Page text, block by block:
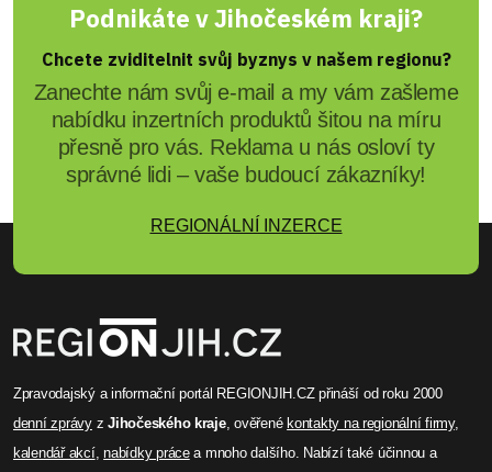
Podnikáte v Jihočeském kraji?
Chcete zviditelnit svůj byznys v našem regionu?
Zanechte nám svůj e-mail a my vám zašleme
nabídku inzertních produktů šitou na míru
přesně pro vás. Reklama u nás osloví ty
správné lidi – vaše budoucí zákazníky!
REGIONÁLNÍ INZERCE
Zpravodajský a informační portál REGIONJIH.CZ přináší od roku 2000
denní zprávyzJihočeského kraje, ověřenékontakty na regionální firmy,
kalendář akcí,nabídky prácea mnoho dalšího. Nabízí také účinnou a